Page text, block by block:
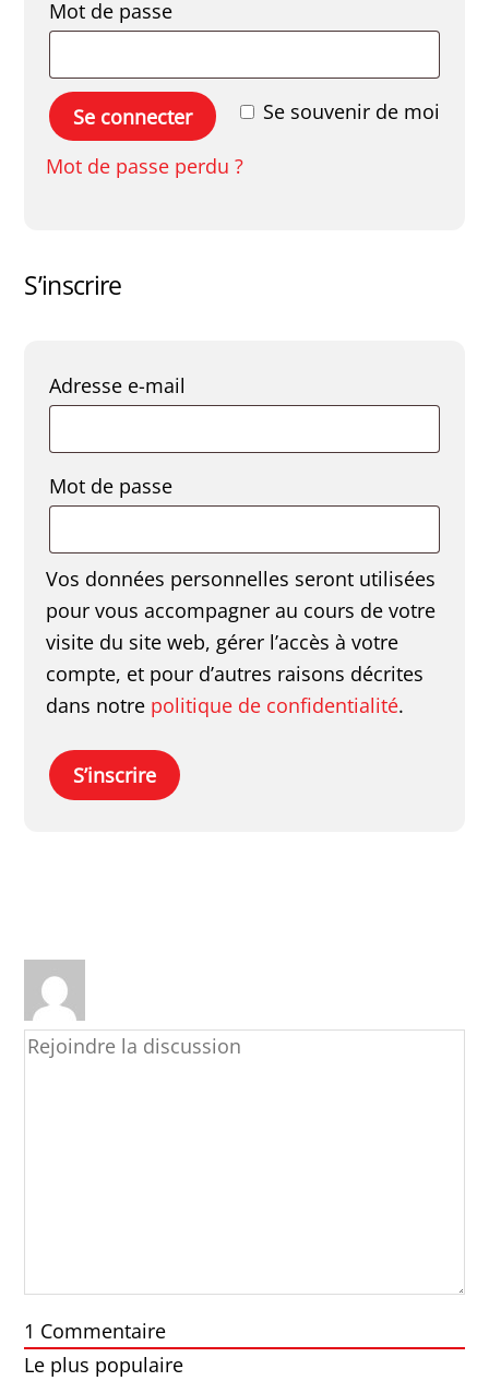
Mot de passe
Se souvenir de moi
Se connecter
Mot de passe perdu ?
S’inscrire
Adresse e-mail
Mot de passe
Vos données personnelles seront utilisées
pour vous accompagner au cours de votre
visite du site web, gérer l’accès à votre
compte, et pour d’autres raisons décrites
dans notre politique de confidentialité.
S’inscrire
1 Commentaire
Le plus populaire